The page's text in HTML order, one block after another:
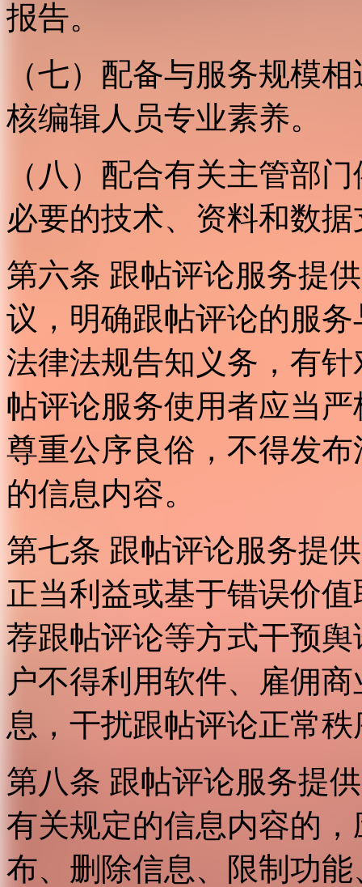
报告。
（七）配备与服务规模
核编辑人员专业素养。
（八）配合有关主管部
必要的技术、资料和数
第六条 跟帖评论服务提
议，明确跟帖评论的服
法律法规告知义务，有
帖评论服务使用者应当
尊重公序良俗，不得发
的信息内容。
第七条 跟帖评论服务提
正当利益或基于错误价
荐跟帖评论等方式干预
户不得利用软件、雇佣
息，干扰跟帖评论正常
第八条 跟帖评论服务提
有关规定的信息内容的
布、删除信息、限制功